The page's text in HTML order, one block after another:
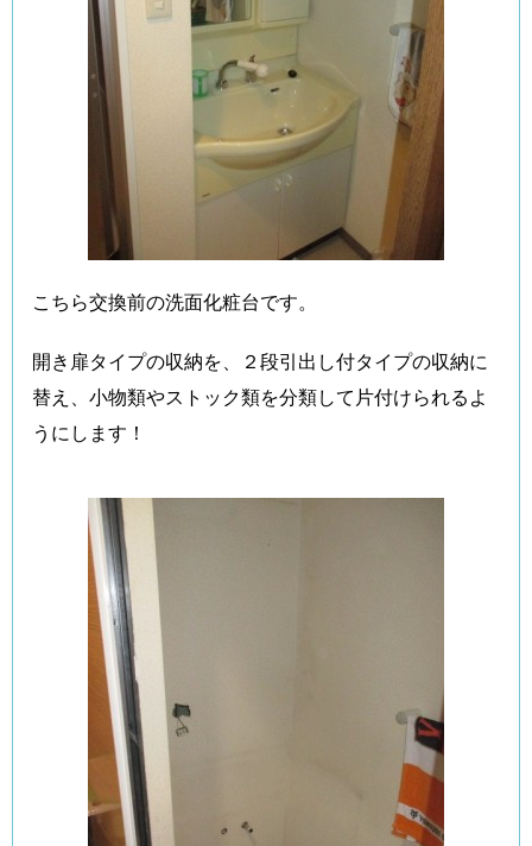
こちら交換前の洗面化粧台です。
開き扉タイプの収納を、２段引出し付タイプの収納に
替え、小物類やストック類を分類して片付けられるよ
うにします！